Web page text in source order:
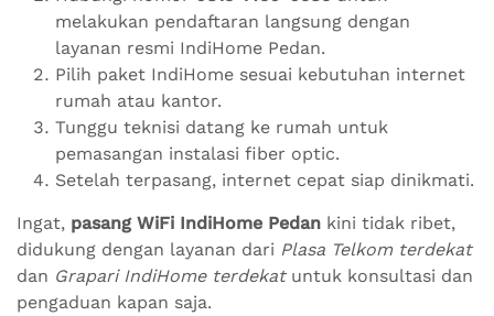
melakukan pendaftaran langsung dengan
layanan resmi IndiHome Pedan.
Pilih paket IndiHome sesuai kebutuhan internet
rumah atau kantor.
Tunggu teknisi datang ke rumah untuk
pemasangan instalasi fiber optic.
Setelah terpasang, internet cepat siap dinikmati.
Ingat, pasang WiFi IndiHome Pedan kini tidak ribet,
didukung dengan layanan dari Plasa Telkom terdekat
dan Grapari IndiHome terdekatuntuk konsultasi dan
pengaduan kapan saja.